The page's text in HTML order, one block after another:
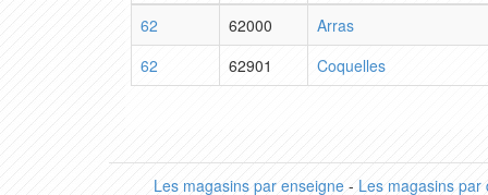
62
62000
Arras
62
62901 Coquelles
Les magasins par enseigne- Les magasins par